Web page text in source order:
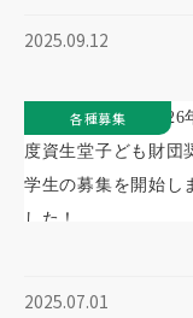
2025.09.12
2025.07.01
各種募集